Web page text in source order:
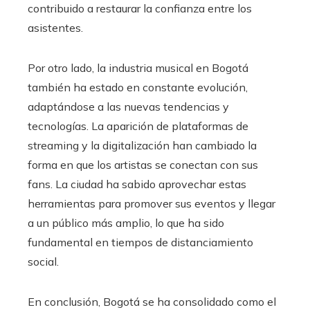
contribuido a restaurar la confianza entre los
asistentes.
Por otro lado, la industria musical en Bogotá
también ha estado en constante evolución,
adaptándose a las nuevas tendencias y
tecnologías. La aparición de plataformas de
streaming y la digitalización han cambiado la
forma en que los artistas se conectan con sus
fans. La ciudad ha sabido aprovechar estas
herramientas para promover sus eventos y llegar
a un público más amplio, lo que ha sido
fundamental en tiempos de distanciamiento
social.
En conclusión, Bogotá se ha consolidado como el